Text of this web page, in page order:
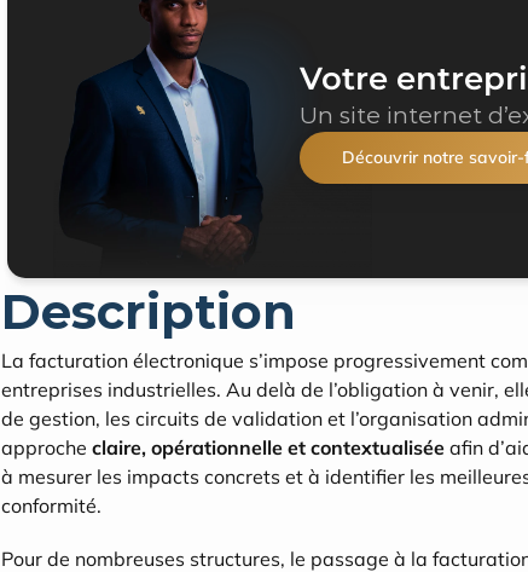
Votre
Un site internet
Découvrir notre
Description
La facturation électronique s’impose progressivement
entreprises industrielles. Au delà de l’obligation à venir,
de gestion, les circuits de validation et l’organisation
approche claire, opérationnelle et contextualisée afin
à mesurer les impacts concrets et à identifier les
conformité.
Pour de nombreuses structures, le passage à la